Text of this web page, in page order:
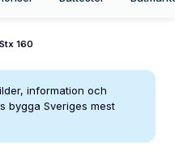
160
information och
bygga Sveriges mest